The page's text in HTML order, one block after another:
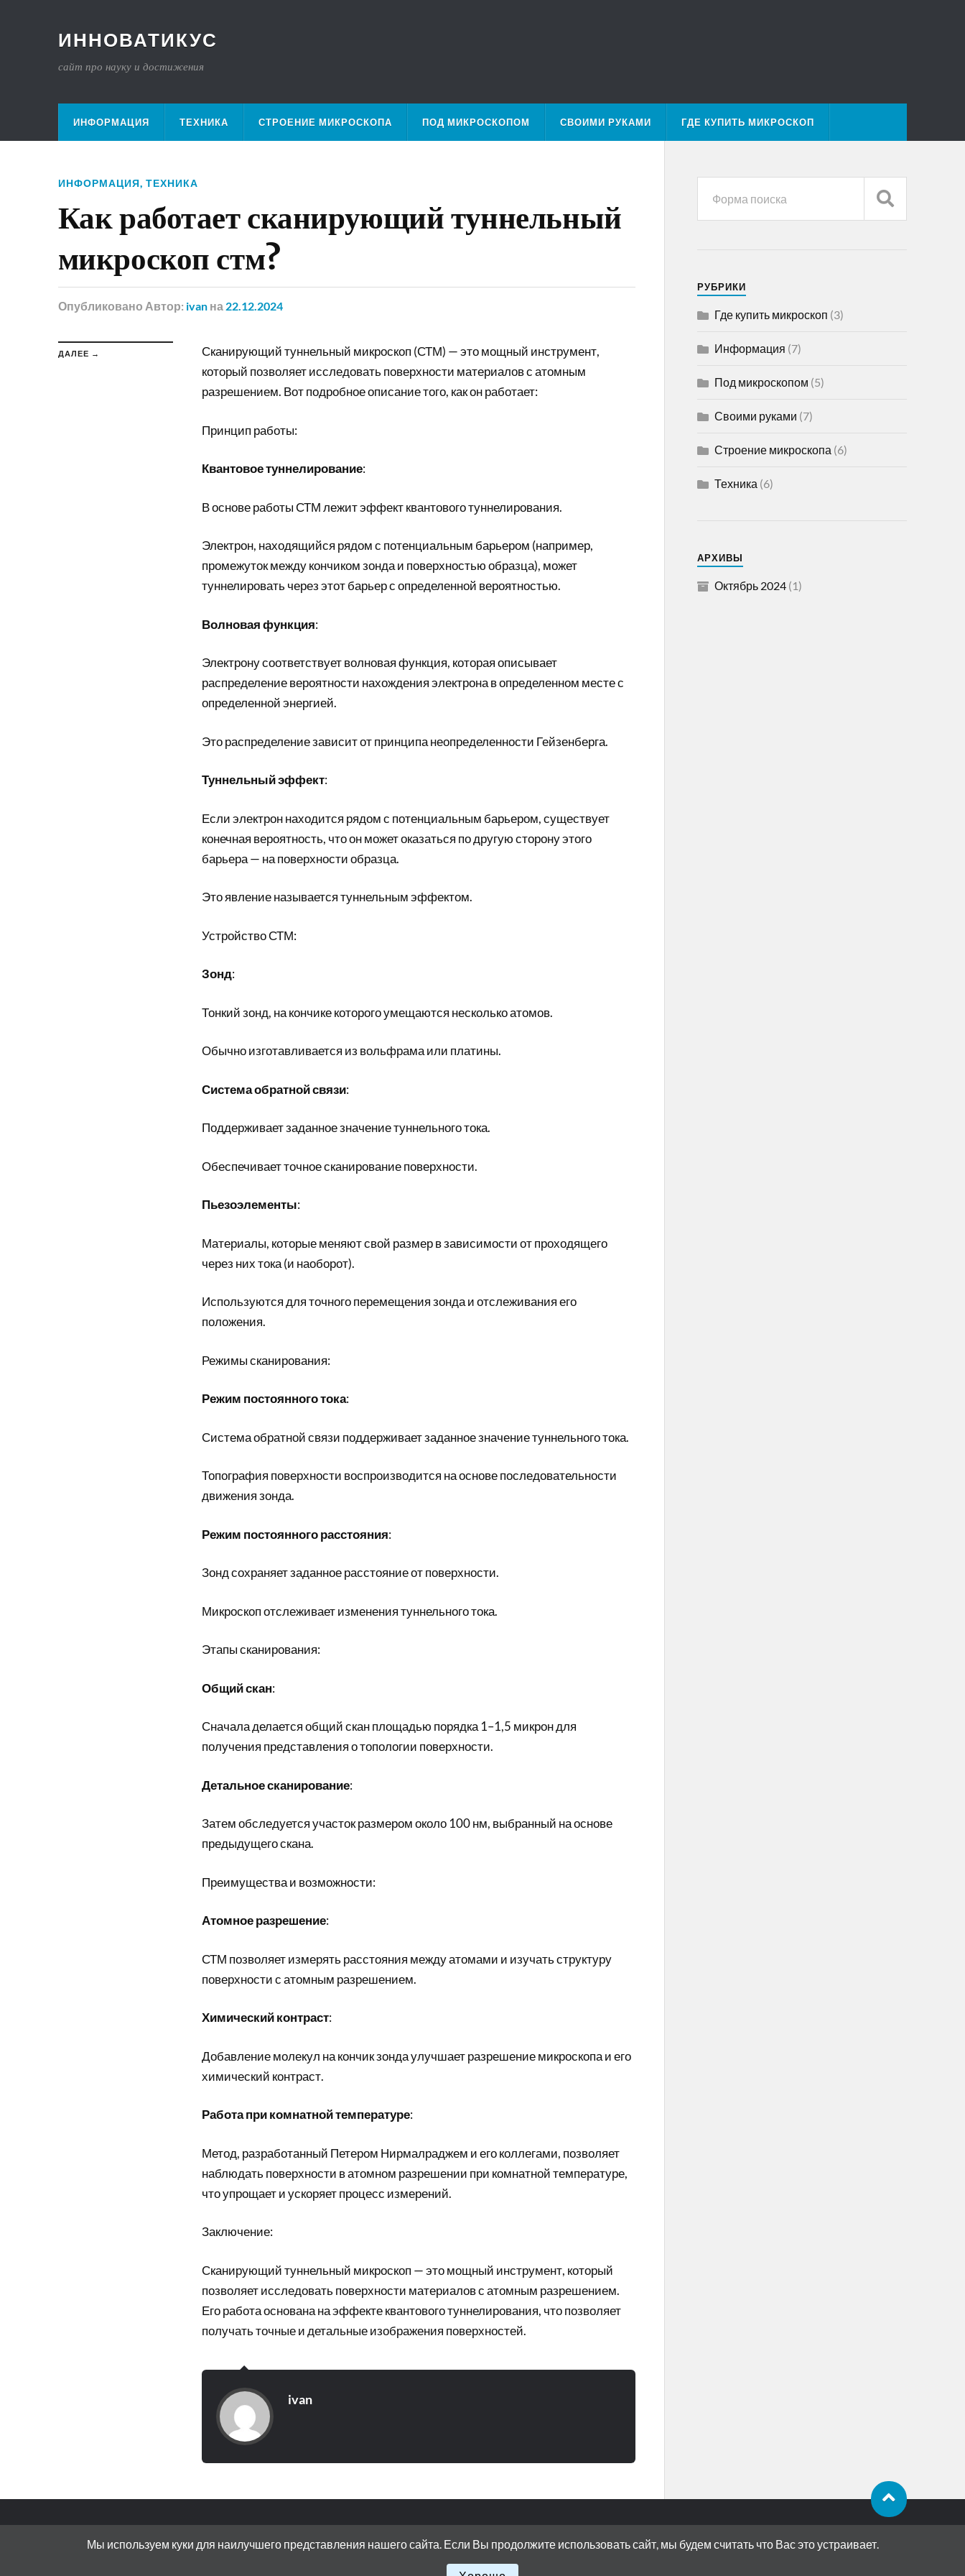
ИННОВАТИКУС
сайт про науку и достижения
ИНФОРМАЦИЯ ТЕХНИКА СТРОЕНИЕ МИКРОСКОПА ПОД МИКРОСКОПОМ СВОИМИ РУКАМИ ГДЕ КУПИТЬ МИКРОСКОП
ИНФОРМАЦИЯ, ТЕХНИКА
Как работает сканирующий туннельный
микроскоп стм?
Опубликовано Автор: ivan на 22.12.2024
ДАЛЕЕ →
Сканирующий туннельный микроскоп (СТМ) — это мощный инструмент,
который позволяет исследовать поверхности материалов с атомным
разрешением. Вот подробное описание того, как он работает:
Принцип работы:
Квантовое туннелирование:
В основе работы СТМ лежит эффект квантового туннелирования.
Электрон, находящийся рядом с потенциальным барьером (например,
промежуток между кончиком зонда и поверхностью образца), может
туннелировать через этот барьер с определенной вероятностью.
Волновая функция:
Электрону соответствует волновая функция, которая описывает
распределение вероятности нахождения электрона в определенном месте с
определенной энергией.
Это распределение зависит от принципа неопределенности Гейзенберга.
Туннельный эффект:
Если электрон находится рядом с потенциальным барьером, существует
конечная вероятность, что он может оказаться по другую сторону этого
барьера — на поверхности образца.
Это явление называется туннельным эффектом.
Устройство СТМ:
Зонд:
Тонкий зонд, на кончике которого умещаются несколько атомов.
Обычно изготавливается из вольфрама или платины.
Система обратной связи:
Поддерживает заданное значение туннельного тока.
Обеспечивает точное сканирование поверхности.
Пьезоэлементы:
Материалы, которые меняют свой размер в зависимости от проходящего
через них тока (и наоборот).
Используются для точного перемещения зонда и отслеживания его
положения.
Режимы сканирования:
Режим постоянного тока:
Система обратной связи поддерживает заданное значение туннельного тока.
Топография поверхности воспроизводится на основе последовательности
движения зонда.
Режим постоянного расстояния:
Зонд сохраняет заданное расстояние от поверхности.
Микроскоп отслеживает изменения туннельного тока.
Этапы сканирования:
Общий скан:
Сначала делается общий скан площадью порядка 1–1,5 микрон для
получения представления о топологии поверхности.
Детальное сканирование:
Затем обследуется участок размером около 100 нм, выбранный на основе
предыдущего скана.
Преимущества и возможности:
Атомное разрешение:
СТМ позволяет измерять расстояния между атомами и изучать структуру
поверхности с атомным разрешением.
Химический контраст:
Добавление молекул на кончик зонда улучшает разрешение микроскопа и его
химический контраст.
Работа при комнатной температуре:
Метод, разработанный Петером Нирмалраджем и его коллегами, позволяет
наблюдать поверхности в атомном разрешении при комнатной температуре,
что упрощает и ускоряет процесс измерений.
Заключение:
Сканирующий туннельный микроскоп — это мощный инструмент, который
позволяет исследовать поверхности материалов с атомным разрешением.
Его работа основана на эффекте квантового туннелирования, что позволяет
получать точные и детальные изображения поверхностей.
ivan
РУБРИКИ
Где купить микроскоп (3)
Информация (7)
Под микроскопом (5)
Своими руками (7)
Строение микроскопа (6)
Техника (6)
АРХИВЫ
Октябрь 2024(1)
© 2026ИННОВАТИКУС
АДРЕС: 119072, РОССИЯ, МОСКВА, БОЛОТНАЯ НАБЕРЕЖНАЯ, ДОМ 15 СТРОЕНИЕ 11
Мы используем куки для наилучшего представления нашего сайта. Если Вы продолжите использовать сайт, мы будем считать что Вас это устраивает.